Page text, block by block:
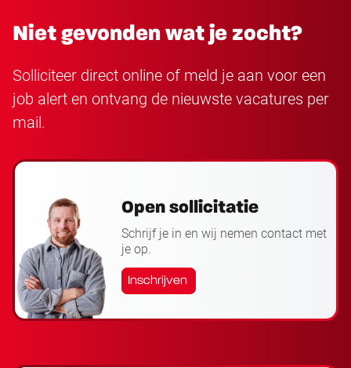
Niet gevonden wat je zocht?
Solliciteer direct online of meld je aan voor een
job alert en ontvang de nieuwste vacatures per
mail.
Open sollicitatie
Schrijf je in en wij nemen contact met
je op.
Inschrijven